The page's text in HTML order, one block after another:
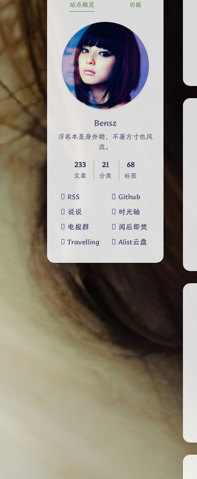
站点概览 功能
Bensz
浮名本是身外物，不著方寸也风
流。
233
文章
21
分类
68
标签
RSS
Github
说说
时光轴
电报群
阅后即焚
Travelling
Alist云盘